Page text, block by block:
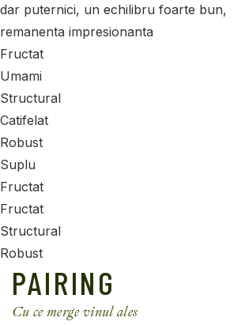
dar puternici, un echilibru foarte bun,
remanenta impresionanta
Fructat
Umami
Structural
Catifelat
Robust
Suplu
Fructat
Fructat
Structural
Robust
PAIRING
Cu ce merge vinul ales